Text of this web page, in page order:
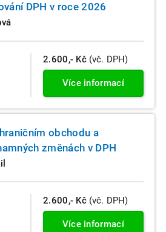
DPH v roce 2026
2.600,- Kč (vč. DPH)
Více informací
obchodu a
změnách v DPH
2.600,- Kč (vč. DPH)
Více informací